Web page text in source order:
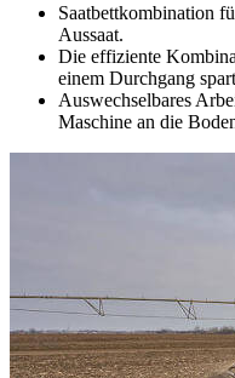
Saatbettkombination
Aussaat.
Die effiziente
einem Durchgang
Auswechselbares
Maschine an die